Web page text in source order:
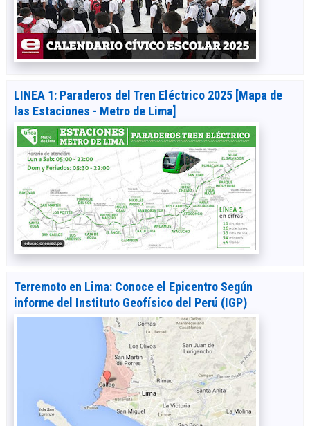
LINEA 1: Paraderos del Tren Eléctrico 2025 [Mapa de
las Estaciones - Metro de Lima]
Terremoto en Lima: Conoce el Epicentro Según
informe del Instituto Geofísico del Perú (IGP)